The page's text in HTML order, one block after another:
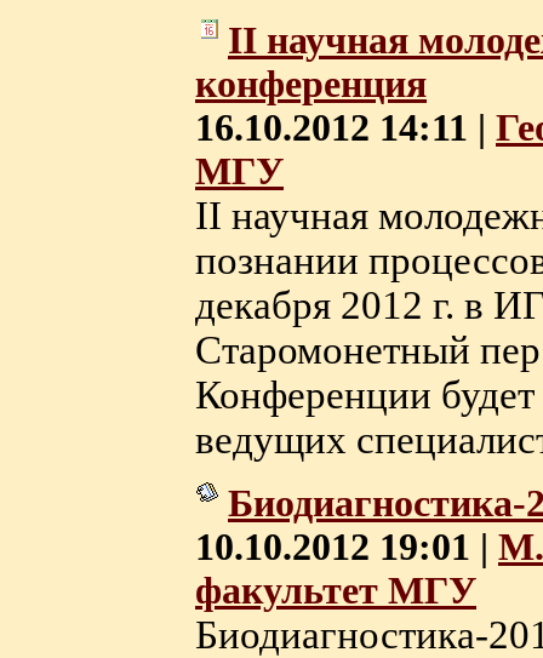
II научная
конференция
16.10.2012 14:11 |
МГУ
II научная
познании
декабря 2012 г. в
Старомонетный
Конференции будет
ведущих
Биодиагностика-
10.10.2012 19:01 |
факультет МГУ
Биодиагностика-